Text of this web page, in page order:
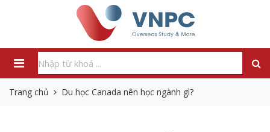
Trang chủ Du học Canada nên học ngành gì?